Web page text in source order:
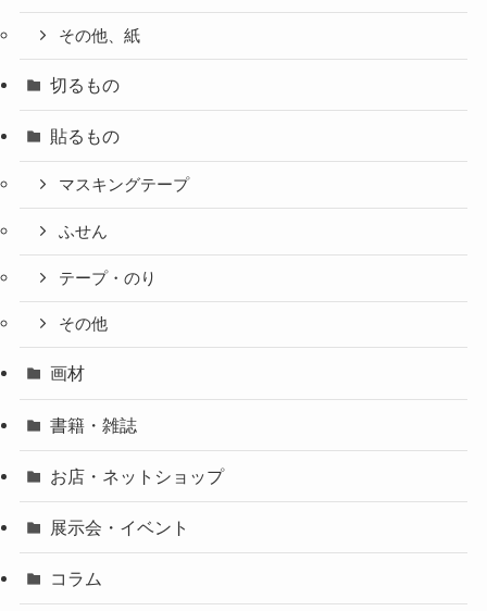
その他、紙
切るもの
貼るもの
マスキングテープ
ふせん
テープ・のり
その他
画材
書籍・雑誌
お店・ネットショップ
展示会・イベント
コラム